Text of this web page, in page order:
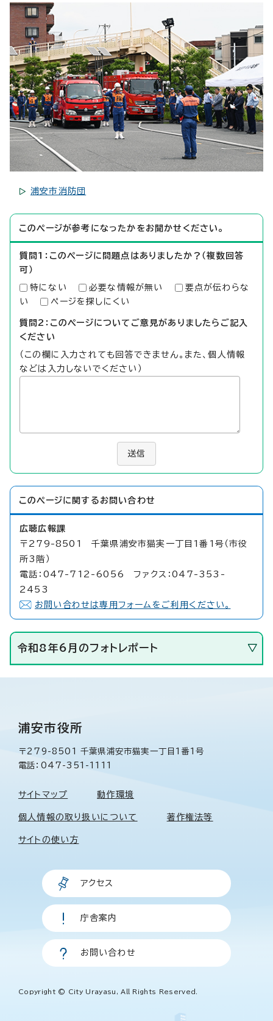
浦安市消防団
このページが参考になったかをお聞かせください。
質問1：このページに問題点はありましたか？（複数回答
可）
特にない 必要な情報が無い
要点が伝わらな
い
ページを探しにくい
質問2：このページについてご意見がありましたらご記入
ください
（この欄に入力されても回答できません。また、個人情報
などは入力しないでください）
送信
このページに関する お問い合わせ
広聴広報課
〒279-8501 千葉県浦安市猫実一丁目1番1号（市役
所3階）
電話：047-712-6056 ファクス：047-353-
2453
お問い合わせは専用フォームをご利用ください。
令和8年6月のフォトレポート
浦安市役所
〒279-8501 千葉県浦安市猫実一丁目1番1号
電話：047-351-1111
サイトマップ 動作環境
個人情報の取り扱いについて 著作権法等
サイトの使い方
アクセス
庁舎案内
お問い合わせ
Copyright © City Urayasu, All Rights Reserved.